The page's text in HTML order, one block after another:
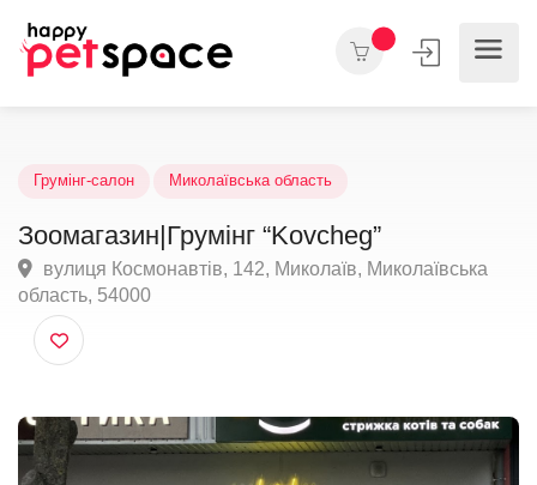
Зоомагазин|Грумінг “Kovcheg”
вулиця Космонавтів, 142, Миколаїв, Миколаївська
область, 54000